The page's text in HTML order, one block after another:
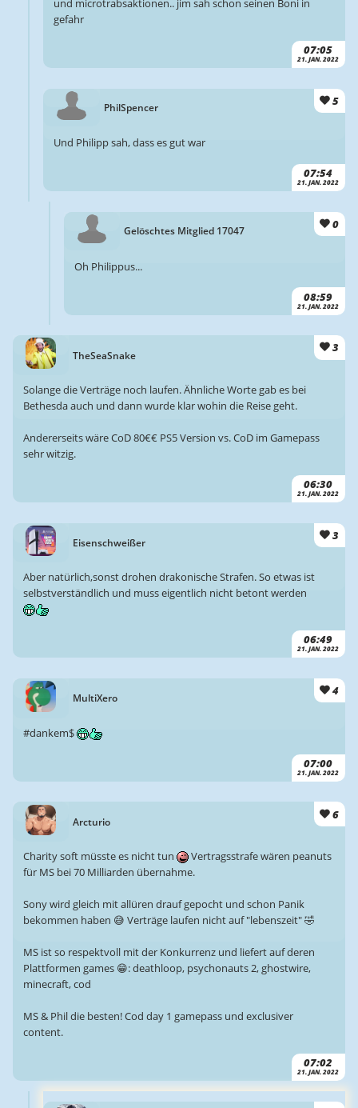
07:05
21. JAN. 2022
und microtrabsaktionen.. jim sah schon seinen Boni in
gefahr
PhilSpencer 5
07:54
21. JAN. 2022
Und Philipp sah, dass es gut war
Gelöschtes Mitglied 17047 0
08:59
21. JAN. 2022
Oh Philippus...
TheSeaSnake
3
06:30
21. JAN. 2022
Solange die Verträge noch laufen. Ähnliche Worte gab es bei
Bethesda auch und dann wurde klar wohin die Reise geht.
Andererseits wäre CoD 80€€ PS5 Version vs. CoD im Gamepass
sehr witzig.
Eisenschweißer
3
06:49
21. JAN. 2022
Aber natürlich,sonst drohen drakonische Strafen. So etwas ist
selbstverständlich und muss eigentlich nicht betont werden
MultiXero
4
07:00
21. JAN. 2022
#dankem$
Arcturio
6
07:02
21. JAN. 2022
Charity soft müsste es nicht tun
Vertragsstrafe wären peanuts
für MS bei 70 Milliarden übernahme.
Sony wird gleich mit allüren drauf gepocht und schon Panik
bekommen haben 😅 Verträge laufen nicht auf "lebenszeit" 🤣
MS ist so respektvoll mit der Konkurrenz und liefert auf deren
Plattformen games 😁: deathloop, psychonauts 2, ghostwire,
minecraft, cod
MS & Phil die besten! Cod day 1 gamepass und exclusiver
content.